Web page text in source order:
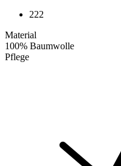
222
Material
100% Baumwolle
Pflege